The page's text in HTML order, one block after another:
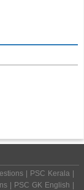
| PSC Kerala |
| PSC GK English |